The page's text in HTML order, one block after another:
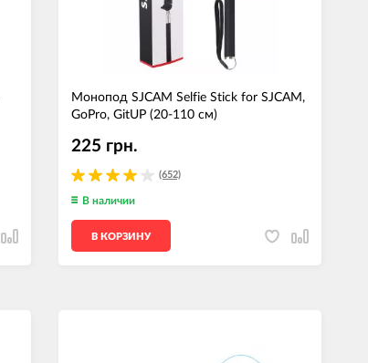
Монопод SJCAM Selfie Stick for SJCAM,
GoPro, GitUP (20-110 см)
(652)
225 грн.
В наличии
В КОРЗИНУ